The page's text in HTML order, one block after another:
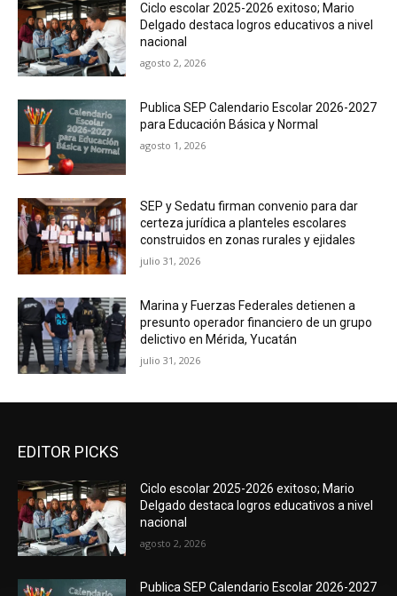
Ciclo escolar 2025-2026 exitoso; Mario
Delgado destaca logros educativos a nivel
nacional
agosto 2, 2026
Publica SEP Calendario Escolar 2026-2027
para Educación Básica y Normal
agosto 1, 2026
SEP y Sedatu firman convenio para dar
certeza jurídica a planteles escolares
construidos en zonas rurales y ejidales
julio 31, 2026
Marina y Fuerzas Federales detienen a
presunto operador financiero de un grupo
delictivo en Mérida, Yucatán
julio 31, 2026
EDITOR PICKS
Ciclo escolar 2025-2026 exitoso; Mario
Delgado destaca logros educativos a nivel
nacional
agosto 2, 2026
Publica SEP Calendario Escolar 2026-2027